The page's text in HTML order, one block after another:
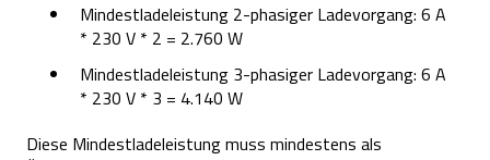
Mindestladeleistung 2-phasiger Ladevorgang: 6 A
* 230 V * 2 = 2.760 W
Mindestladeleistung 3-phasiger Ladevorgang: 6 A
* 230 V * 3 = 4.140 W
Diese Mindestladeleistung muss mindestens als